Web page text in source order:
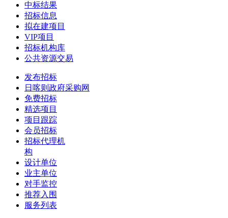
中标结果
招标信息
拟在建项目
VIP项目
招标机构库
公共资源交易
发布招标
日喀则政府采购网
免费招标
精选项目
项目跟踪
会员招标
招标代理机
构
设计单位
业主单位
对手监控
推荐入围
服务列表